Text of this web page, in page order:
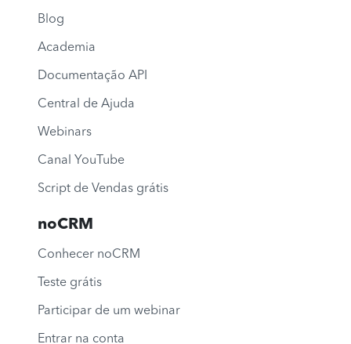
Blog
Academia
Documentação API
Central de Ajuda
Webinars
Canal YouTube
Script de Vendas grátis
noCRM
Conhecer noCRM
Teste grátis
Participar de um webinar
Entrar na conta